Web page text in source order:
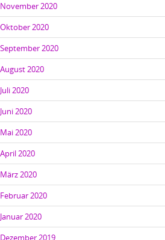
November 2020
Oktober 2020
September 2020
August 2020
Juli 2020
Juni 2020
Mai 2020
April 2020
März 2020
Februar 2020
Januar 2020
Dezember 2019